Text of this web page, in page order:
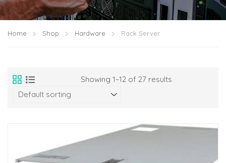
Home Shop Hardware Rack Server
Showing 1–12 of 27 results